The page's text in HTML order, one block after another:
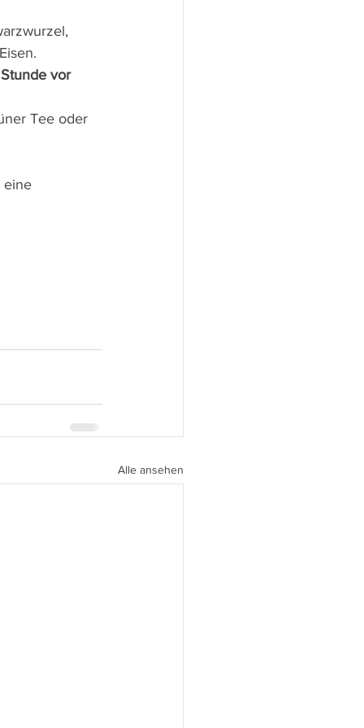
vor
Tee oder
eine
Alle ansehen